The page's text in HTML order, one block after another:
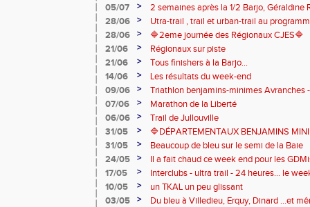
05/07
>
2 semaines après la 1/2 Barjo, Géraldine
marche du podium du Trail de l'Ange
28/06 >
Utra-trail , trail et urban-trail au
28/06
>
🔷️2eme journée des Régionaux CJES🔷️
21/06
>
Régionaux sur piste
21/06
>
Tous finishers à la Barjo...
14/06
>
Les résultats du week-end
09/06
>
Triathlon benjamins-minimes Avranches
07/06
>
Marathon de la Liberté
06/06
>
Trail de Jullouville
31/05
>
🔷DÉPARTEMENTAUX BENJAMINS
31/05
>
Beaucoup de bleu sur le semi de la Baie
24/05
>
Il a fait chaud ce week end pour les
de compétitions
17/05 >
Interclubs - ultra trail - 24 heures... le
riche en émotions
10/05 >
un TKAL un peu glissant
03/05
>
Du bleu à Villedieu, Erquy, Dinard ...et